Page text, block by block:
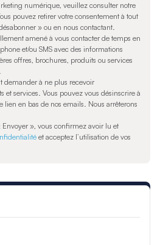
numérique, veuillez consulter notre
pouvez retirer votre consentement à tout
» ou en nous contactant.
amené à vous contacter de temps en
et/ou SMS avec des informations
offres, brochures, produits ou services
demander à ne plus recevoir
et services. Vous pouvez vous désinscrire à
en bas de nos emails. Nous arrêterons
», vous confirmez avoir lu et
et acceptez l’utilisation de vos